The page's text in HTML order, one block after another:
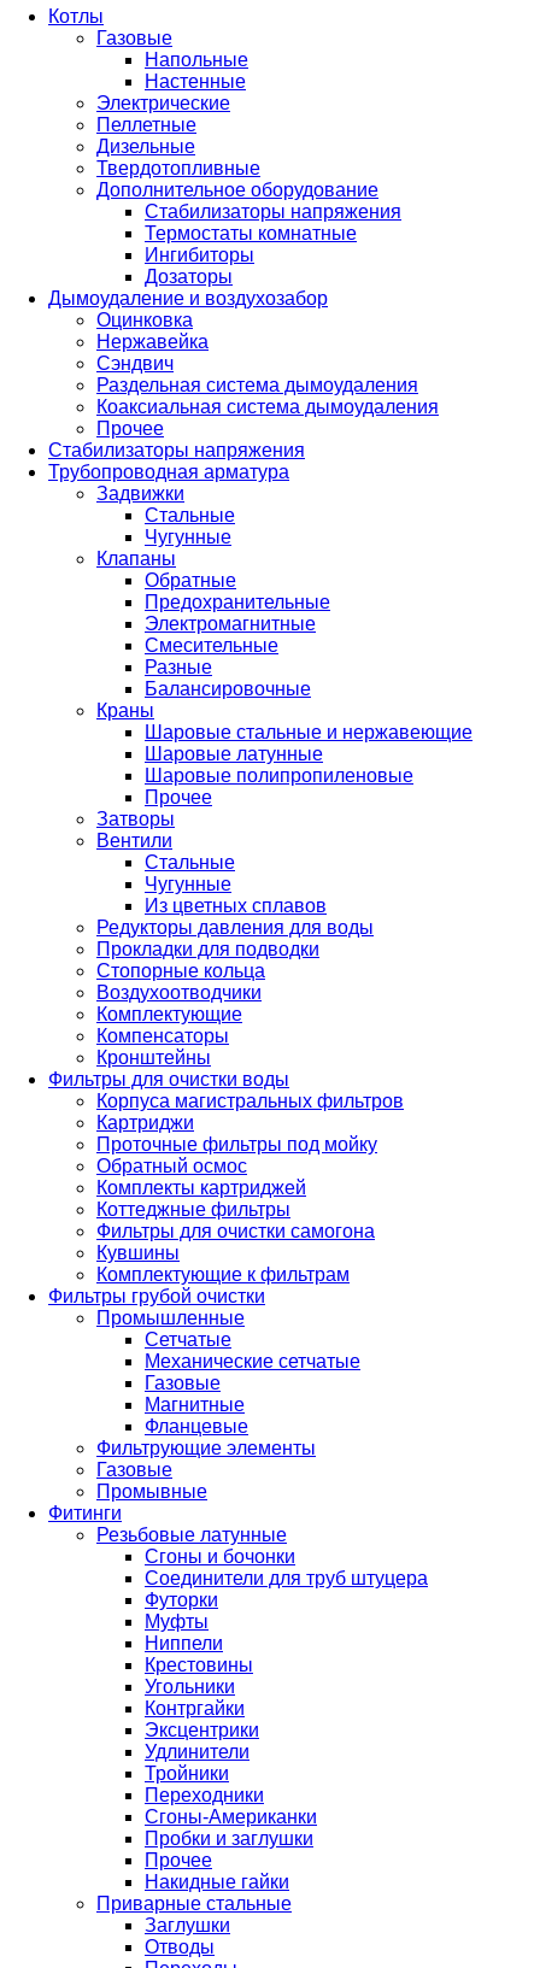
Котлы
Газовые
Напольные
Настенные
Электрические
Пеллетные
Дизельные
Твердотопливные
Дополнительное оборудование
Стабилизаторы напряжения
Термостаты комнатные
Ингибиторы
Дозаторы
Дымоудаление и воздухозабор
Оцинковка
Нержавейка
Сэндвич
Раздельная система дымоудаления
Коаксиальная система дымоудаления
Прочее
Стабилизаторы напряжения
Трубопроводная арматура
Задвижки
Стальные
Чугунные
Клапаны
Обратные
Предохранительные
Электромагнитные
Смесительные
Разные
Балансировочные
Краны
Шаровые стальные и нержавеющие
Шаровые латунные
Шаровые полипропиленовые
Прочее
Затворы
Вентили
Стальные
Чугунные
Из цветных сплавов
Редукторы давления для воды
Прокладки для подводки
Стопорные кольца
Воздухоотводчики
Комплектующие
Компенсаторы
Кронштейны
Фильтры для очистки воды
Корпуса магистральных фильтров
Картриджи
Проточные фильтры под мойку
Обратный осмос
Комплекты картриджей
Коттеджные фильтры
Фильтры для очистки самогона
Кувшины
Комплектующие к фильтрам
Фильтры грубой очистки
Промышленные
Сетчатые
Механические сетчатые
Газовые
Магнитные
Фланцевые
Фильтрующие элементы
Газовые
Промывные
Фитинги
Резьбовые латунные
Сгоны и бочонки
Соединители для труб штуцера
Футорки
Муфты
Ниппели
Крестовины
Угольники
Контргайки
Эксцентрики
Удлинители
Тройники
Переходники
Сгоны-Американки
Пробки и заглушки
Прочее
Накидные гайки
Приварные стальные
Заглушки
Отводы